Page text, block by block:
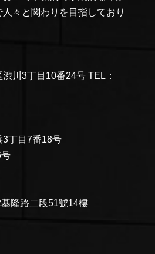
々と関わりを目指しており
川3丁目10番24号 TEL：
3丁目7番18号
隆路二段51號14樓